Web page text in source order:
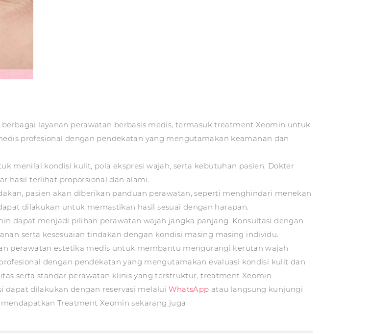
layanan perawatan berbasis medis, termasuk treatment Xeomin untuk
profesional dengan pendekatan yang mengutamakan keamanan dan
menilai kondisi kulit, pola ekspresi wajah, serta kebutuhan pasien. Dokter
hasil terlihat proporsional dan alami.
pasien akan diberikan panduan perawatan, seperti menghindari menekan
dilakukan untuk memastikan hasil sesuai dengan harapan.
dapat menjadi pilihan perawatan wajah jangka panjang. Konsultasi dengan
serta kesesuaian tindakan dengan kondisi masing masing individu.
perawatan estetika medis untuk membantu mengurangi kerutan wajah
dengan pendekatan yang mengutamakan evaluasi kondisi kulit dan
serta standar perawatan klinis yang terstruktur, treatment Xeomin
dapat dilakukan dengan reservasi melaluiWhatsApp atau langsung kunjungi
Treatment Xeomin sekarang juga